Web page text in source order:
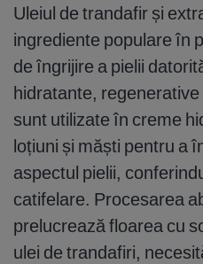
Uleiul de trandafir și
ingrediente populare în
de îngrijire a pielii
hidratante,
sunt utilizate în creme
loțiuni și măști pentru a
aspectul pielii,
catifelare. Procesarea
prelucrează floarea cu
ulei de trandafiri,